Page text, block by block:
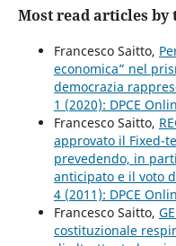
Most read articles by
Francesco Saitto,
economica” nel
democrazia
1 (2020): DPCE
Francesco Saitto,
approvato il Fixed-
prevedendo, in
anticipato e il voto
4 (2011): DPCE
Francesco Saitto,
costituzionale